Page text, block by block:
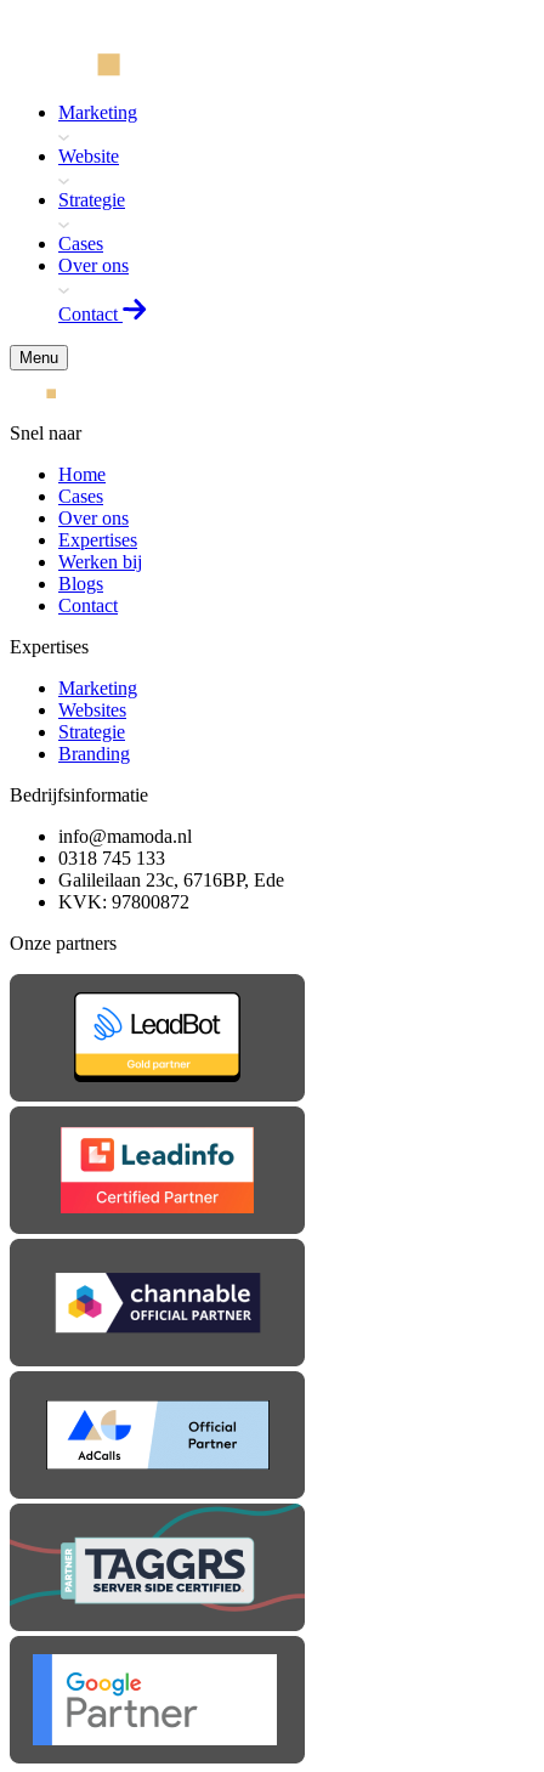
Marketing
Website
Strategie
Cases
Over ons
Contact
Menu
Snel naar
Home
Cases
Over ons
Expertises
Werken bij
Blogs
Contact
Expertises
Marketing
Websites
Strategie
Branding
Bedrijfsinformatie
info@mamoda.nl
0318 745 133
Galileilaan 23c, 6716BP, Ede
KVK: 97800872
Onze partners